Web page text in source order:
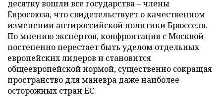
десятку вошли все государства – члены
Евросоюза, что свидетельствует о качественном
изменении антироссийской политики Брюсселя.
По мнению экспертов, конфронтация с Москвой
постепенно перестает быть уделом отдельных
европейских лидеров и становится
общеевропейской нормой, существенно сокращая
пространство для маневра даже наиболее
осторожных стран ЕС.